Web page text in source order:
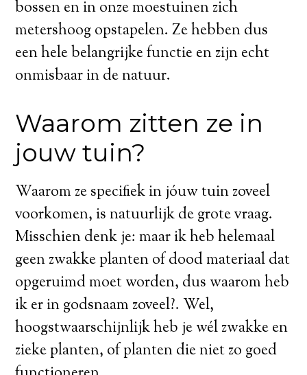
bossen en in onze moestuinen zich
metershoog opstapelen. Ze hebben dus
een hele belangrijke functie en zijn echt
onmisbaar in de natuur.
Waarom zitten ze in
jouw tuin?
Waarom ze specifiek in jóuw tuin zoveel
voorkomen, is natuurlijk de grote vraag.
Misschien denk je: maar ik heb helemaal
geen zwakke planten of dood materiaal dat
opgeruimd moet worden, dus waarom heb
ik er in godsnaam zoveel?. Wel,
hoogstwaarschijnlijk heb je wél zwakke en
zieke planten, of planten die niet zo goed